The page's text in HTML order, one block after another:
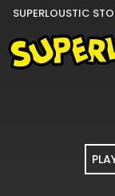
SUPERLOUSTIC